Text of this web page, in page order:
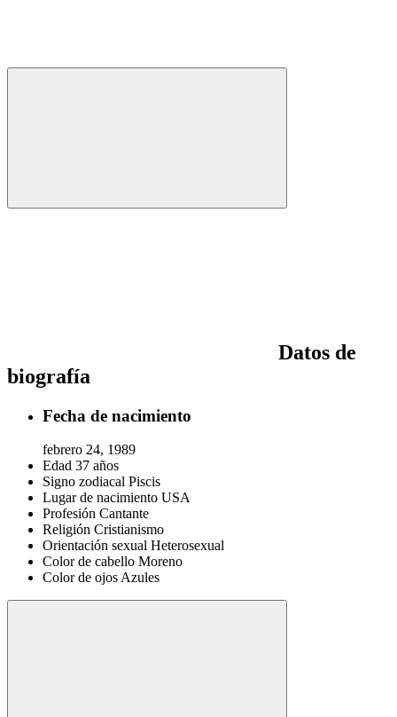
Datos de
biografía
Fecha de nacimiento
febrero 24, 1989
Edad 37 años
Signo zodiacal Piscis
Lugar de nacimiento USA
Profesión Cantante
Religión Cristianismo
Orientación sexual Heterosexual
Color de cabello Moreno
Color de ojosAzules